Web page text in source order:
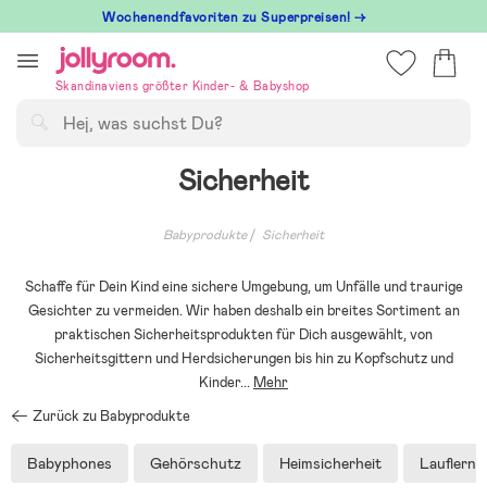
till
innehållet
Wochenendfavoriten zu Superpreisen! →
Skandinaviens größter Kinder- & Babyshop
Sicherheit
Babyprodukte Sicherheit
Schaffe für Dein Kind eine sichere Umgebung, um Unfälle und traurige
Gesichter zu vermeiden. Wir haben deshalb ein breites Sortiment an
praktischen Sicherheitsprodukten für Dich ausgewählt, von
Sicherheitsgittern und Herdsicherungen bis hin zu Kopfschutz und
Kinder... Mehr
Zurück zu Babyprodukte
Babyphones Gehörschutz Heimsicherheit